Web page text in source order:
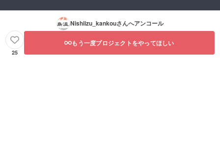
Nishiizu_kankouさんへアンコール
25
もう一度プロジェクトをやってほしい